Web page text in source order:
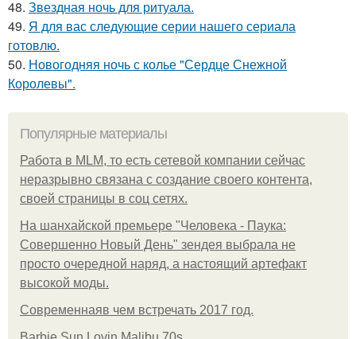
48. Звездная ночь для ритуала.
49. Я для вас следующие серии нашего сериала
готовлю.
50. Новогодняя ночь с колье "Сердце Снежной
Королевы".
Популярные материалы
Работа в MLM, то есть сетевой компании сейчас
неразрывно связана с создание своего контента,
своей страницы в соц сетях.
На шанхайской премьере "Человека - Паука:
Совершенно Новый День" зендея выбрала не
просто очередной наряд, а настоящий артефакт
высокой моды.
Современнаяв чем встречать 2017 год.